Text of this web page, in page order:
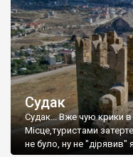
Судак
Судак... Вже чую крики
Місце,туристами
не було, ну не "дірявив"